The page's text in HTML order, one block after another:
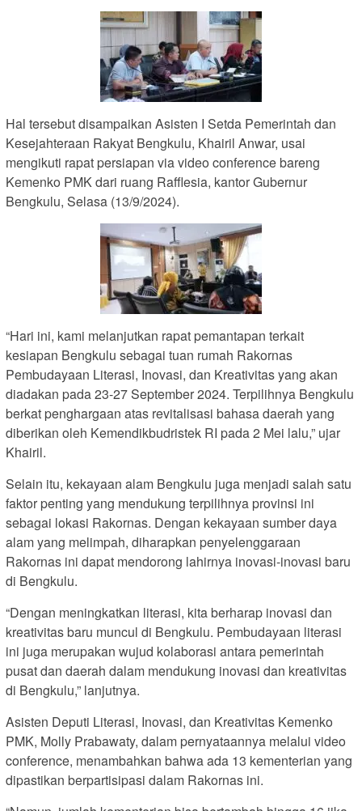
Hal tersebut disampaikan Asisten I Setda Pemerintah dan
Kesejahteraan Rakyat Bengkulu, Khairil Anwar, usai
mengikuti rapat persiapan via video conference bareng
Kemenko PMK dari ruang Rafflesia, kantor Gubernur
Bengkulu, Selasa (13/9/2024).
“Hari ini, kami melanjutkan rapat pemantapan terkait
kesiapan Bengkulu sebagai tuan rumah Rakornas
Pembudayaan Literasi, Inovasi, dan Kreativitas yang akan
diadakan pada 23-27 September 2024. Terpilihnya Bengkulu
berkat penghargaan atas revitalisasi bahasa daerah yang
diberikan oleh Kemendikbudristek RI pada 2 Mei lalu,” ujar
Khairil.
Selain itu, kekayaan alam Bengkulu juga menjadi salah satu
faktor penting yang mendukung terpilihnya provinsi ini
sebagai lokasi Rakornas. Dengan kekayaan sumber daya
alam yang melimpah, diharapkan penyelenggaraan
Rakornas ini dapat mendorong lahirnya inovasi-inovasi baru
di Bengkulu.
“Dengan meningkatkan literasi, kita berharap inovasi dan
kreativitas baru muncul di Bengkulu. Pembudayaan literasi
ini juga merupakan wujud kolaborasi antara pemerintah
pusat dan daerah dalam mendukung inovasi dan kreativitas
di Bengkulu,” lanjutnya.
Asisten Deputi Literasi, Inovasi, dan Kreativitas Kemenko
PMK, Molly Prabawaty, dalam pernyataannya melalui video
conference, menambahkan bahwa ada 13 kementerian yang
dipastikan berpartisipasi dalam Rakornas ini.